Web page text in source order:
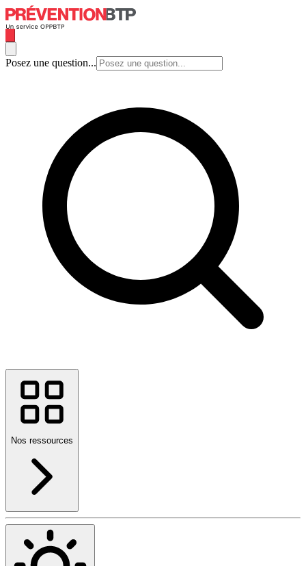
Posez une question...
Nos ressources